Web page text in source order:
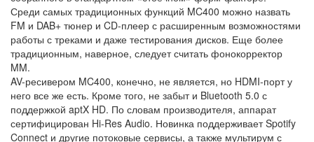
Среди самых традиционных функций MC400 можно назвать
FM и DAB+ тюнер и CD-плеер с расширенным возможностями
работы с треками и даже тестирования дисков. Еще более
традиционным, наверное, следует считать фонокорректор
MM.
AV-ресивером MC400, конечно, не является, но HDMI-порт у
него все же есть. Кроме того, не забыт и Bluetooth 5.0 с
поддержкой aptX HD. По словам производителя, аппарат
сертифицирован Hi-Res Audio. Новинка поддерживает Spotify
Connect и другие потоковые сервисы, а также мультирум с